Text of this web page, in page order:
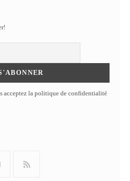
acceptez la politique de confidentialité